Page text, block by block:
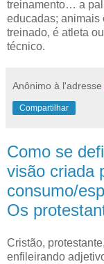
treinamento… a
educadas; animais
treinado, é atleta
técnico.
Anônimo à l'adresse
Compartilhar
Como se
visão criada
consumo/
Os
Cristão,
enfileirando